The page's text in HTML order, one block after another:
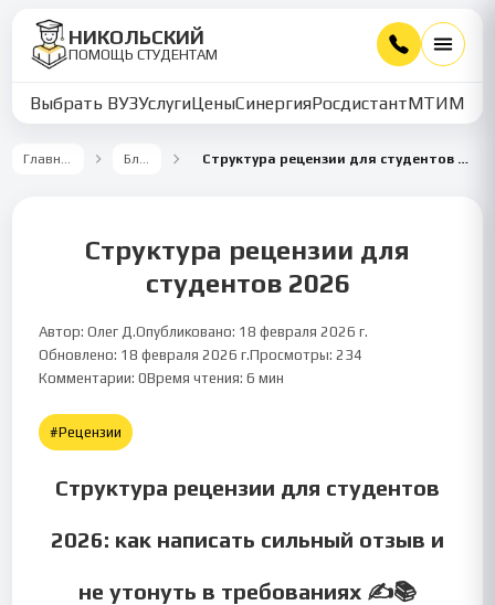
НИКОЛЬСКИЙ
ПОМОЩЬ СТУДЕНТАМ
Выбрать ВУЗУслугиЦеныСинергияРосдистантМТИММУ
Главная Блог Структура рецензии для студентов 2026
Структура рецензии для
студентов 2026
Автор:Олег Д.Опубликовано: 18 февраля 2026 г.
Обновлено: 18 февраля 2026 г.Просмотры:234
Комментарии:0Время чтения:6 мин
Рецензии 6мин чтения
#Рецензии
Структура рецензии для студентов
2026: как написать сильный отзыв и
не утонуть в требованиях ✍️📚